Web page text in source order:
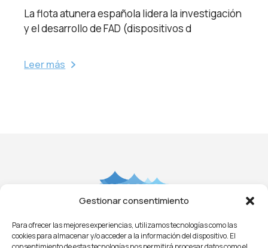
Gestionar consentimiento
Para ofrecer las mejores experiencias, utilizamos tecnologías como las
cookies para almacenar y/o acceder a la información del dispositivo. El
La flota atunera española lidera la investigación
y el desarrollo de FAD (dispositivos d
Leer más
Aviso LegalPrivacidadCookiesCondiciones
LicitacionesㅤㅤNoticias